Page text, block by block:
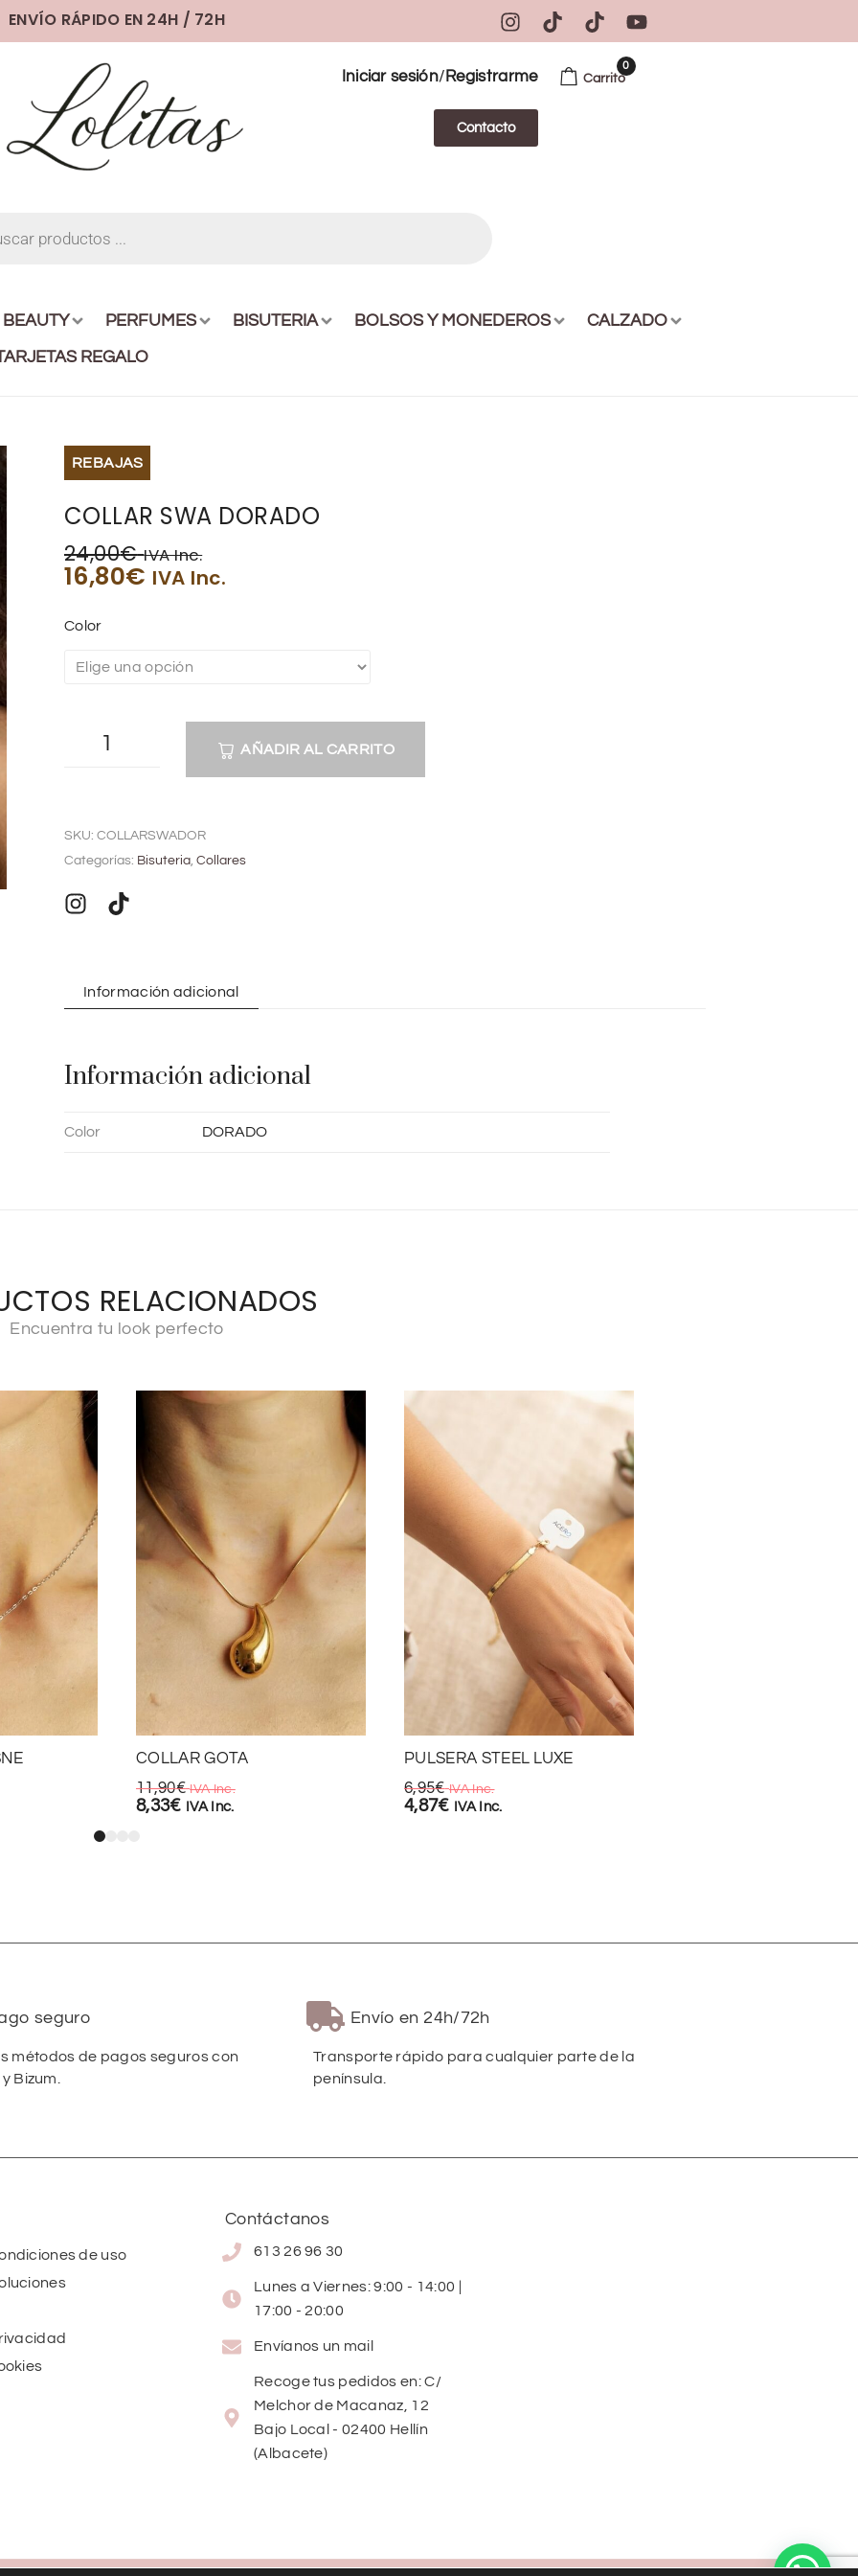
ENVÍO RÁPIDO EN 24H / 72H
Iniciar sesión/ Registrarme
Contacto
Carrito
0
BEAUTY PERFUMES BISUTERIA BOLSOS Y MONEDEROS
CALZADO
REGALO
REBAJAS
COLLAR SWA DORADO
24,00€ IVA Inc.
16,80€ IVA Inc.
Color
AÑADIR AL CARRITO
t
r
i
:
SKU: COLLARSWADOR
Categorías: Bisuteria, Collares
Información adicional
Información adicional
Color DORADO
RELACIONADOS
Encuentra tu look perfecto
COLLAR GOTA
11,90€ IVA Inc.
8,33€ IVA Inc.
PULSERA STEEL LUXE
6,95€ IVA Inc.
4,87€ IVA Inc.
seguro
métodos de pagos seguros con
Bizum.
Envío en 24h/72h
Transporte rápido para cualquier parte de la
península.
de uso
Contáctanos
613 26 96 30
Lunes a Viernes: 9:00 - 14:00 |
17:00 - 20:00
Envíanos un mail
Recoge tus pedidos en: C/
Melchor de Macanaz, 12
Bajo Local - 02400 Hellín
(Albacete)